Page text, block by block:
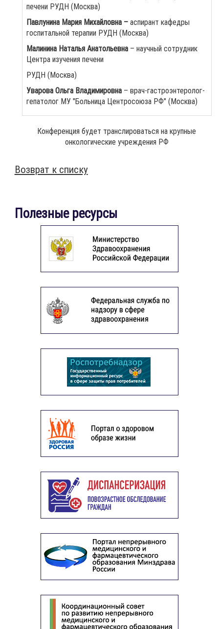
печени РУДН (Москва)
Павлунина Мария Михайловна –аспирант кафедры
госпитальной терапии РУДН (Москва)
Малинина Наталья Анатольевна– научный сотрудник
Центра изучения печени
РУДН (Москва)
Уварова Ольга Владимировна– врач-гастроэнтеролог-
гепатолог МУ "Больница Центросоюза РФ" (Москва)
Конференция будет транслироваться на крупные
онкологические учреждения РФ
Возврат к списку
Полезные ресурсы